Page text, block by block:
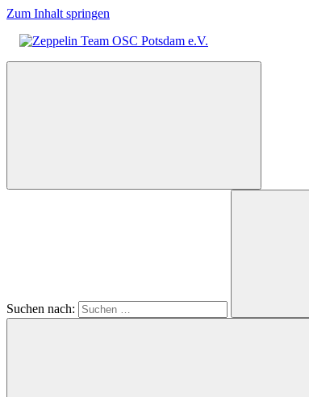
Zum Inhalt springen
Suchen nach: